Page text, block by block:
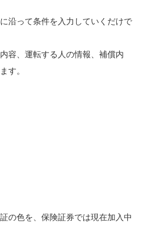
沿って条件を入力していくだけで
容、運転する人の情報、補償内
す。
の色を、保険証券では現在加入中